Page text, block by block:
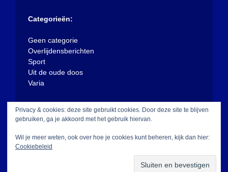
Categorieën:
Geen categorie
Overlijdensberichten
Sport
Uit de oude doos
Varia
Privacy & cookies: deze site gebruikt cookies. Door deze site te blijven
gebruiken, ga je akkoord met het gebruik hiervan.
Wil je meer weten, ook over hoe je cookies kunt beheren, kijk dan hier:
Cookiebeleid